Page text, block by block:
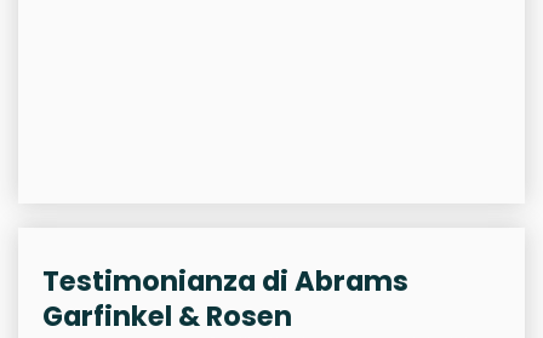
Testimonianza di Abrams
Garfinkel & Rosen